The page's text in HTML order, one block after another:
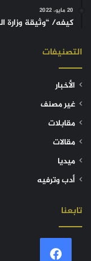
20 مايو، 2022
كيفه/ “وثيقة
التصنيفات
الأخبار
غير مصنف
مقابلات
مقالات
ميديا
أدب وترفيه
تابعنا